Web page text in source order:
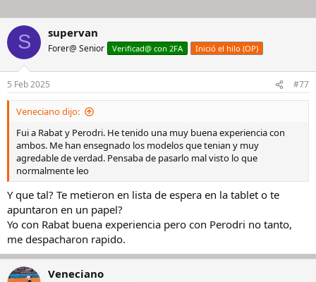
S supervan
Forer@ Senior Verificad@ con 2FA Inició el hilo (OP)
5 Feb 2025 #77
Veneciano dijo:
Fui a Rabat y Perodri. He tenido una muy buena experiencia con
ambos. Me han ensegnado los modelos que tenian y muy
agredable de verdad. Pensaba de pasarlo mal visto lo que
normalmente leo
Y que tal? Te metieron en lista de espera en la tablet o te
apuntaron en un papel?
Yo con Rabat buena experiencia pero con Perodri no tanto,
me despacharon rapido.
Veneciano